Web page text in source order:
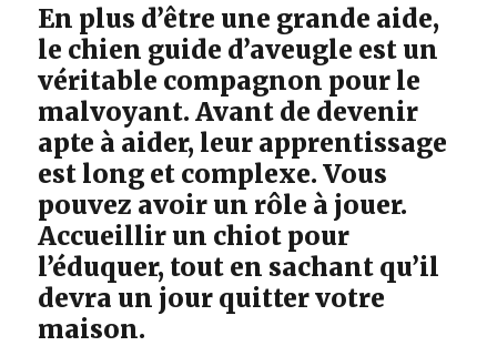
En plus d’être une grande aide,
le chien guide d’aveugle est un
véritable compagnon pour le
malvoyant. Avant de devenir
apte à aider, leur apprentissage
est long et complexe. Vous
pouvez avoir un rôle à jouer.
Accueillir un chiot pour
l’éduquer, tout en sachant qu’il
devra un jour quitter votre
maison.